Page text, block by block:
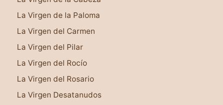
La Virgen de la Paloma
La Virgen del Carmen
La Virgen del Pilar
La Virgen del Rocío
La Virgen del Rosario
La Virgen Desatanudos